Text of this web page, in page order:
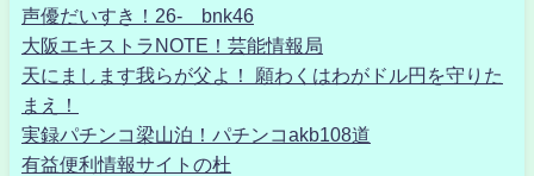
声優だいすき！26- bnk46
大阪エキストラNOTE！芸能情報局
天にまします我らが父よ！ 願わくはわがドル円を守りた
まえ！
実録パチンコ梁山泊！パチンコakb108道
有益便利情報サイトの杜